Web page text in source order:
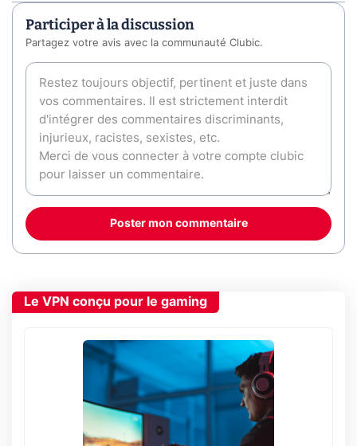
Participer à la discussion
Partagez votre avis avec la communauté Clubic.
Poster mon commentaire
Le VPN conçu pour le gaming